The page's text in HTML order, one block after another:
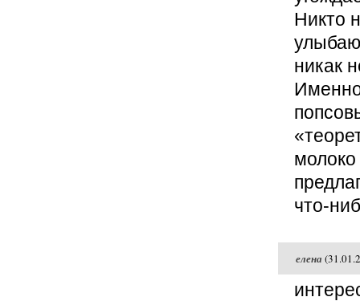
Никто
никак
что-
елена